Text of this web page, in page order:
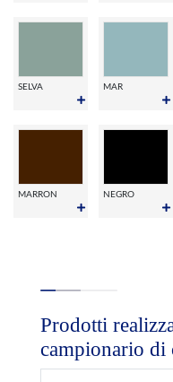
SELVA MAR
MARRON NEGRO
Prodotti
campionario di